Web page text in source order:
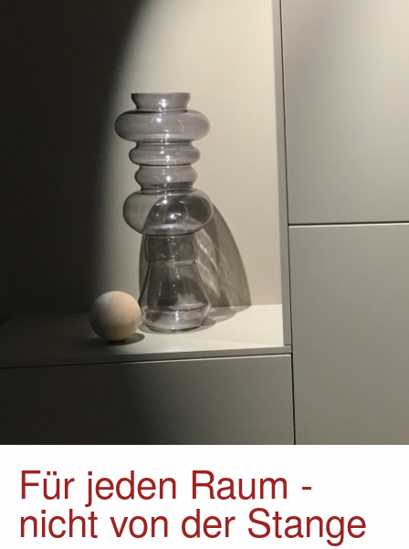
Für jeden Raum -
nicht von der Stange